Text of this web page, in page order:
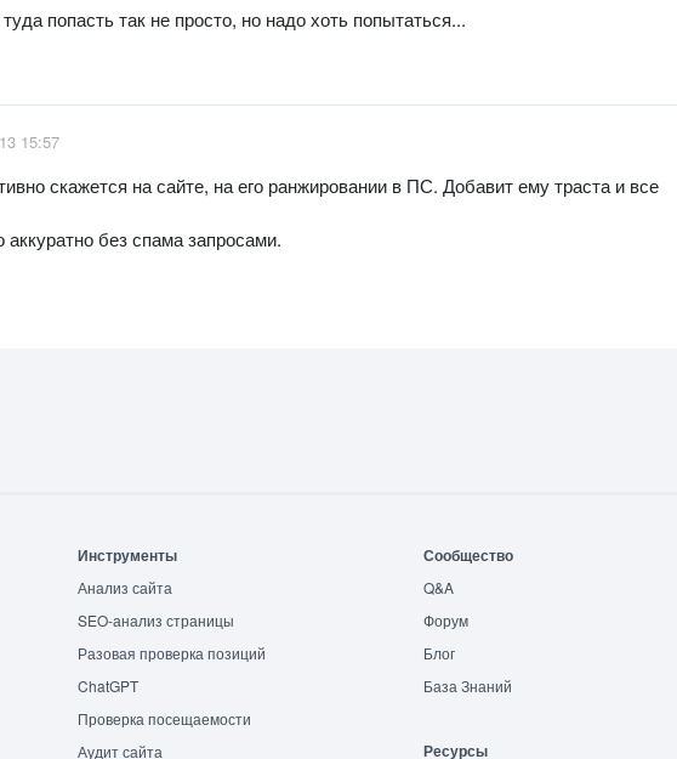
попасть так не просто, но надо хоть попытаться...
15:57
скажется на сайте, на его ранжировании в ПС. Добавит ему траста и все
без спама запросами.
Инструменты
Анализ сайта
SEO-анализ страницы
Разовая проверка позиций
ChatGPT
Проверка посещаемости
Аудит сайта
Сообщество
Q&A
Форум
Блог
База Знаний
Ресурсы